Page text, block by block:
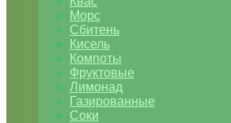
Морс
Сбитень
Кисель
Компоты
Фруктовые
Лимонад
Газированные
Соки